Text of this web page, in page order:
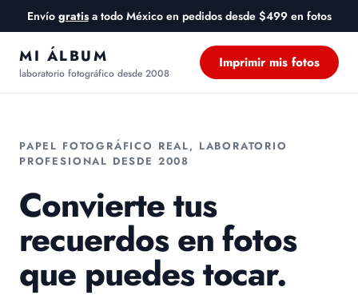
Envío gratisa todo México en pedidos desde $499 en fotos
MI ÁLBUM
laboratorio fotográfico desde 2008
Imprimir mis fotos
PAPEL FOTOGRÁFICO REAL, LABORATORIO
PROFESIONAL DESDE 2008
Convierte tus
recuerdos en fotos
que puedes tocar.